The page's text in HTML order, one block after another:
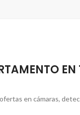
en cámaras,